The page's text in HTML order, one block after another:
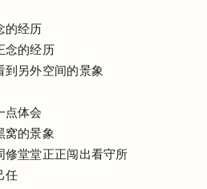
的经历
念的经历
到另外空间的景象
点体会
窝的景象
修堂堂正正闯出看守所
任